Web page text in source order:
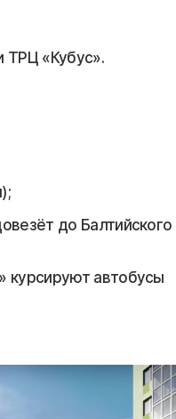
ТРЦ «Кубус».
до Балтийского
курсируют автобусы